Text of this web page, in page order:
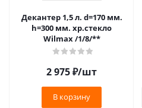
Декантер 1,5 л. d=170 мм.
h=300 мм. хр.стекло
Wilmax /1/8/**
2 975₽/шт
В корзину